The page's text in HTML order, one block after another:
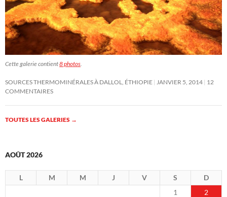
Cette galerie contient8 photos
SOURCES THERMOMINÉRALES À DALLOL, ÉTHIOPIE JANVIER 5, 2014 12
COMMENTAIRES
TOUTES LES GALERIES →
AOÛT 2026
L M M J V S
D
1
2